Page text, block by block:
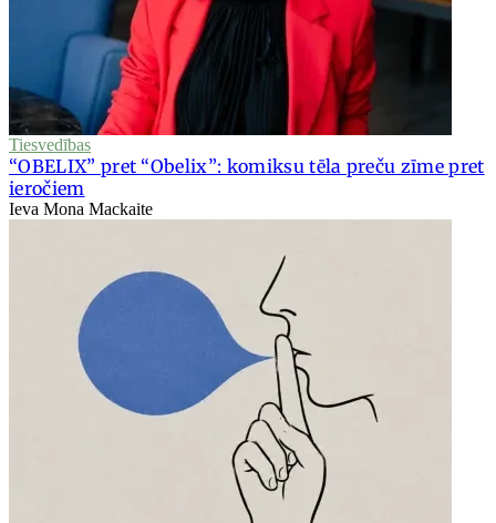
Tiesvedības
“OBELIX” pret “Obelix”: komiksu tēla preču zīme pret
ieročiem
Ieva Mona Mackaite